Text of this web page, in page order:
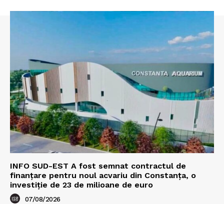
INFO SUD-EST A fost semnat contractul de
finanțare pentru noul acvariu din Constanța, o
investiție de 23 de milioane de euro
07/08/2026